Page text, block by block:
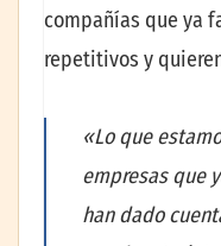
compañías que ya
repetitivos y
«Lo que
empresas que
han dado